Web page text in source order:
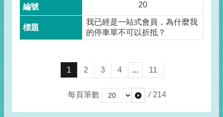
20
我已經是一站式會員，為什麼我
的停車單不可以折抵？
1 2 3 4 ... 11
每頁筆數 / 214